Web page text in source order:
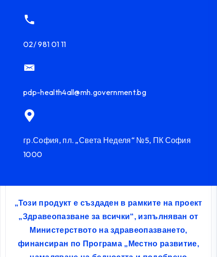
02/ 981 01 11
pdp-health4all@mh.government.bg
гр.София, пл. „Света Неделя“ №5, ПК София
1000
„Този продукт е създаден в рамките на проект
„Здравеопазване за всички“, изпълняван от
Министерството на здравеопазването,
финансиран по Програма „Местно развитие,